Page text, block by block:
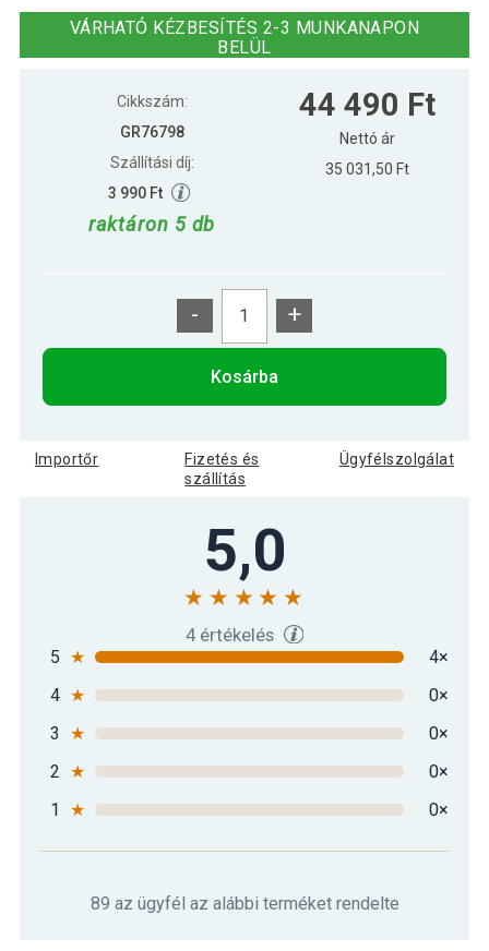
kg
Gorilla Sports Gym kalapács 10 kg 38 590 Ft
VÁRHATÓ KÉZBESÍTÉS 2-3 MUNKANAPON
BELÜL
Cikkszám:
GR76798
Szállítási díj:
3 990 Ft
raktáron 5 db
44 490 Ft
Nettó ár
35 031,50 Ft
- +
Kosárba
Importőr
Fizetés és
szállítás
Ügyfélszolgálat
5,0
4 értékelés
5 ★
4×
4 ★
0×
3
★
0×
2 ★
0×
1
★ 0×
89 az ügyfél az alábbi terméket rendelte